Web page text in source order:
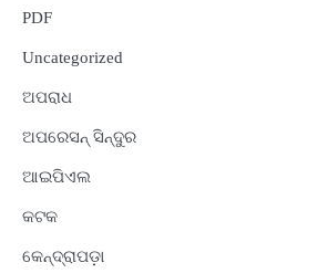
PDF
Uncategorized
ଅପରାଧ
ଅପରେସନ୍ ସିନ୍ଦୁର
ଆଇପିଏଲ
କଟକ
କେନ୍ଦ୍ରାପଡ଼ା